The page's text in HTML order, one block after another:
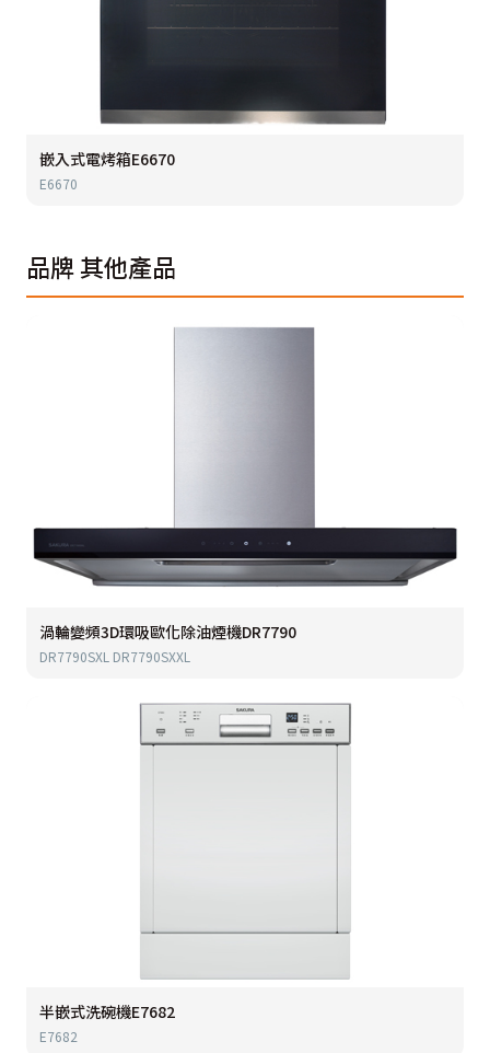
嵌入式電烤箱E6670
E6670
品牌其他產品
渦輪變頻3D環吸歐化除油煙機DR7790
DR7790SXL DR7790SXXL
半嵌式洗碗機E7682
E7682